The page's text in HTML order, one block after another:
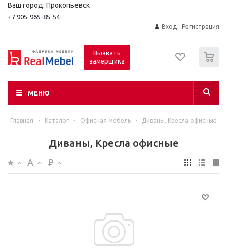
Ваш город: Прокопьевск
+7 905-965-85-54
Вход Регистрация
Вызвать
замерщика
МЕНЮ
Главная - Каталог - Офисная мебель - Диваны, Кресла офисные
Диваны, Кресла офисные